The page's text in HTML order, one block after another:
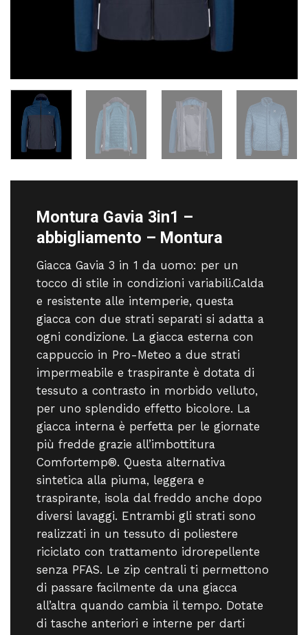
Montura Gavia 3in1 –
abbigliamento – Montura
Giacca Gavia 3 in 1 da uomo: per un
tocco di stile in condizioni variabili.Calda
e resistente alle intemperie, questa
giacca con due strati separati si adatta a
ogni condizione. La giacca esterna con
cappuccio in Pro-Meteo a due strati
impermeabile e traspirante è dotata di
tessuto a contrasto in morbido velluto,
per uno splendido effetto bicolore. La
giacca interna è perfetta per le giornate
più fredde grazie all’imbottitura
Comfortemp®. Questa alternativa
sintetica alla piuma, leggera e
traspirante, isola dal freddo anche dopo
diversi lavaggi. Entrambi gli strati sono
realizzati in un tessuto di poliestere
riciclato con trattamento idrorepellente
senza PFAS. Le zip centrali ti permettono
di passare facilmente da una giacca
all’altra quando cambia il tempo. Dotate
di tasche anteriori e interne per darti